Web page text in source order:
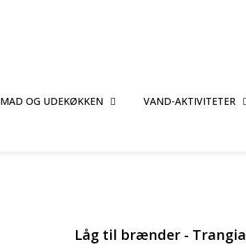
MAD OG UDEKØKKEN VAND-AKTIVITETER
Låg til brænder - Trangia